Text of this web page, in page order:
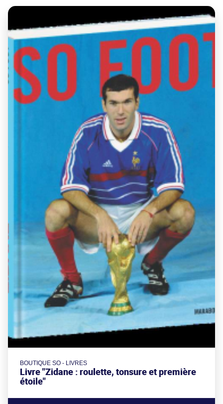
BOUTIQUE SO - LIVRES
Livre "Zidane : roulette, tonsure et première
étoile"